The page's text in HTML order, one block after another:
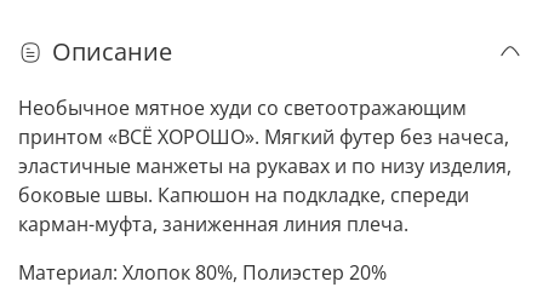
Описание
Необычное мятное худи со светоотражающим
принтом «ВСЁ ХОРОШО». Мягкий футер без начеса,
эластичные манжеты на рукавах и по низу изделия,
боковые швы. Капюшон на подкладке, спереди
карман-муфта, заниженная линия плеча.
Материал: Хлопок 80%, Полиэстер 20%